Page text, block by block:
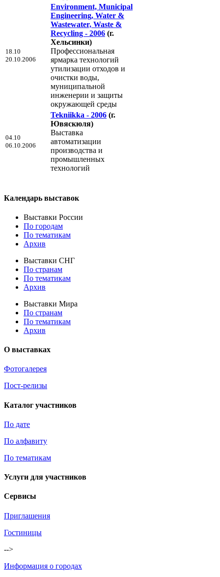
18.10
20.10.2006
Environment, Municipal
Engineering, Water &
Wastewater, Waste &
Recycling - 2006 (г.
Хельсинки)
Профессиональная
ярмарка технологий
утилизации отходов и
очистки воды,
муниципальной
инженерии и защиты
окружающей среды
04.10
06.10.2006
Tekniikka - 2006 (г.
Ювяскюля)
Выставка
автоматизации
производства и
промышленных
технологий
Календарь выставок
Выставки России
По городам
По тематикам
Архив
Выставки СНГ
По странам
По тематикам
Архив
Выставки Мира
По странам
По тематикам
Архив
О выставках
Фотогалерея
Пост-релизы
Каталог участников
По дате
По алфавиту
По тематикам
Услуги для участников
Сервисы
Приглашения
Гостиницы
-->
Информация о городах